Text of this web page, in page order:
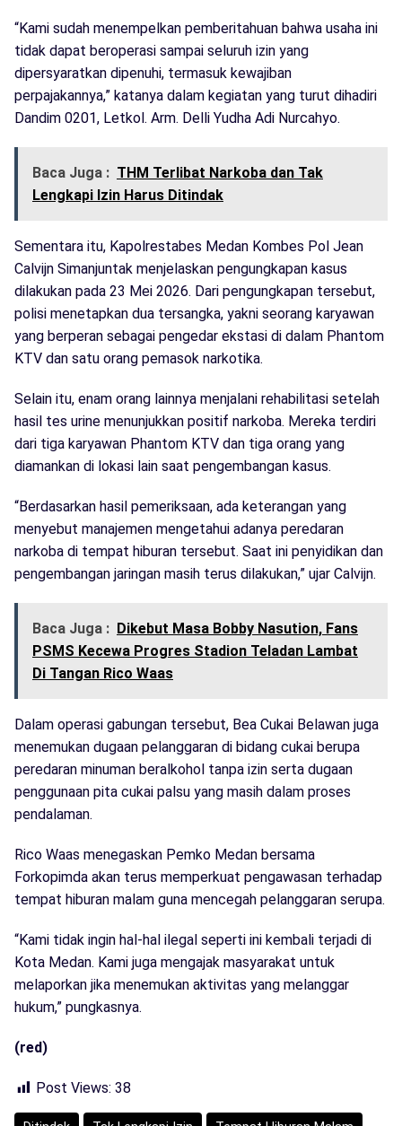
“Kami sudah menempelkan pemberitahuan bahwa usaha ini
tidak dapat beroperasi sampai seluruh izin yang
dipersyaratkan dipenuhi, termasuk kewajiban
perpajakannya,” katanya dalam kegiatan yang turut dihadiri
Dandim 0201, Letkol. Arm. Delli Yudha Adi Nurcahyo.
Baca Juga : THM Terlibat Narkoba dan Tak
Lengkapi Izin Harus Ditindak
Sementara itu, Kapolrestabes Medan Kombes Pol Jean
Calvijn Simanjuntak menjelaskan pengungkapan kasus
dilakukan pada 23 Mei 2026. Dari pengungkapan tersebut,
polisi menetapkan dua tersangka, yakni seorang karyawan
yang berperan sebagai pengedar ekstasi di dalam Phantom
KTV dan satu orang pemasok narkotika.
Selain itu, enam orang lainnya menjalani rehabilitasi setelah
hasil tes urine menunjukkan positif narkoba. Mereka terdiri
dari tiga karyawan Phantom KTV dan tiga orang yang
diamankan di lokasi lain saat pengembangan kasus.
“Berdasarkan hasil pemeriksaan, ada keterangan yang
menyebut manajemen mengetahui adanya peredaran
narkoba di tempat hiburan tersebut. Saat ini penyidikan dan
pengembangan jaringan masih terus dilakukan,” ujar Calvijn.
Baca Juga : Dikebut Masa Bobby Nasution, Fans
PSMS Kecewa Progres Stadion Teladan Lambat
Di Tangan Rico Waas
Dalam operasi gabungan tersebut, Bea Cukai Belawan juga
menemukan dugaan pelanggaran di bidang cukai berupa
peredaran minuman beralkohol tanpa izin serta dugaan
penggunaan pita cukai palsu yang masih dalam proses
pendalaman.
Rico Waas menegaskan Pemko Medan bersama
Forkopimda akan terus memperkuat pengawasan terhadap
tempat hiburan malam guna mencegah pelanggaran serupa.
“Kami tidak ingin hal-hal ilegal seperti ini kembali terjadi di
Kota Medan. Kami juga mengajak masyarakat untuk
melaporkan jika menemukan aktivitas yang melanggar
hukum,” pungkasnya.
(red)
Post Views: 38